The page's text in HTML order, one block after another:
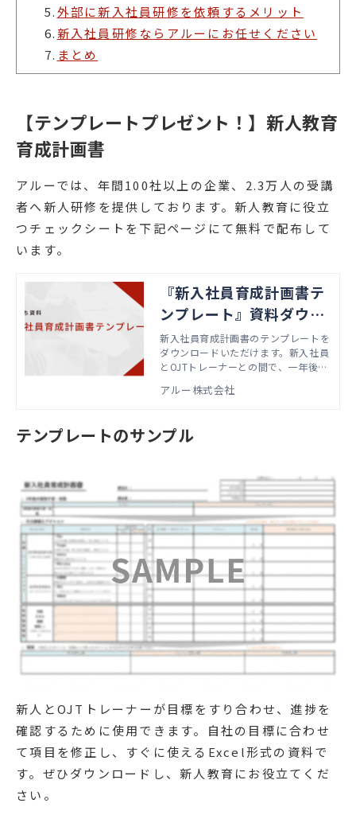
5.外部に新入社員研修を依頼するメリット
6.新入社員研修ならアルーにお任せください
7. まとめ
【テンプレートプレゼント！】新人教育
育成計画書
アルーでは、年間100社以上の企業、2.3万人の受講
者へ新人研修を提供しております。新人教育に役立
つチェックシートを下記ページにて無料で配布して
います。
『新入社員育成計画書テ
ンプレート』資料ダウン
ロード
新入社員育成計画書のテンプレートを
ダウンロードいただけます。新入社員
とOJTトレーナーとの間で、一年後の
る際にお使いいただけます。
アルー株式会社
テンプレートのサンプル
新人とOJTトレーナーが目標をすり合わせ、進捗を
確認するために使用できます。自社の目標に合わせ
て項目を修正し、すぐに使えるExcel形式の資料で
す。ぜひダウンロードし、新人教育にお役立てくだ
さい。